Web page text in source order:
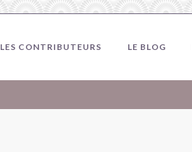
LES CONTRIBUTEURS LE BLOG